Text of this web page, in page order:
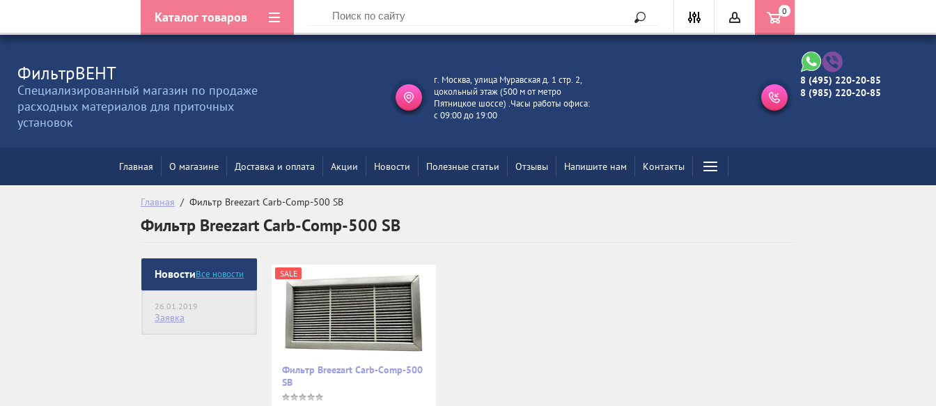
Каталог товаров 0
ФильтрВЕНТ
Специализированный магазин по продаже
расходных материалов для приточных
установок
г. Москва, улица Муравская д. 1 стр. 2,
цокольный этаж (500 м от метро
Пятницкое шоссе) .Часы работы офиса:
с 09:00 до 19:00
8 (495) 220-20-85
8 (985) 220-20-85
Главная О магазине Доставка и оплата Акции Новости Полезные статьи Отзывы Напишите нам Контакты
Главная
  /  Фильтр Breezart Carb-Comp-500 SB
Фильтр Breezart Carb-Comp-500 SB
НовостиВсе новости
26.01.2019
Заявка
SALE
Фильтр Breezart Carb-Comp-500
SB